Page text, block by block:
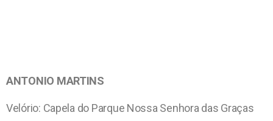
ANTONIO MARTINS
Velório: Capela do Parque Nossa Senhora das Graças